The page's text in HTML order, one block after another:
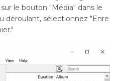
le bouton "Média" dans le
déroulant, sélectionnez "Enre